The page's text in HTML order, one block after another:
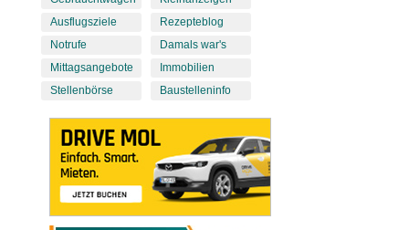
Ausflugsziele
Notrufe
Mittagsangebote
Stellenbörse
Rezepteblog
Damals war's
Immobilien
Baustelleninfo